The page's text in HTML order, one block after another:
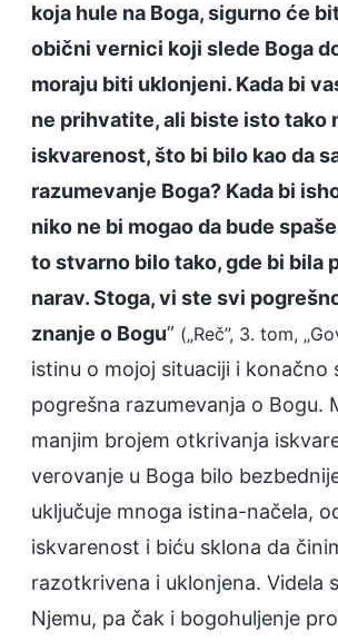
koja hule na Boga, sigurno će
obični vernici koji slede Boga
moraju biti uklonjeni. Kada bi
ne prihvatite, ali biste isto tako
iskvarenost, što bi bilo kao da
razumevanje Boga? Kada bi
niko ne bi mogao da bude
to stvarno bilo tako, gde bi bila
narav. Stoga, vi ste svi
znanje o Bogu” („Reč”, 3. tom,
istinu o mojoj situaciji i konačno
pogrešna razumevanja o Bogu.
manjim brojem otkrivanja
verovanje u Boga bilo
uključuje mnoga istina-načela,
iskvarenost i biću sklona da
razotkrivena i uklonjena. Videla
Njemu, pa čak i bogohuljenje